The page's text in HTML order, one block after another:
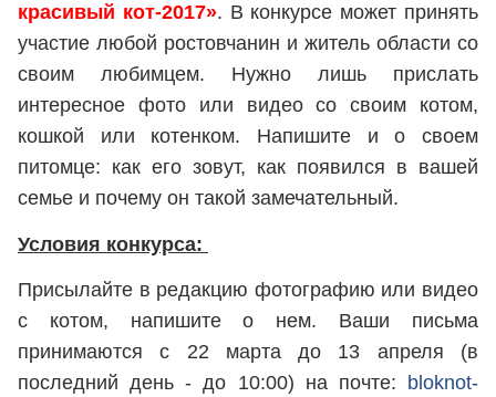
красивый кот-2017». В конкурсе может принять
участие любой ростовчанин и житель области со
своим любимцем. Нужно лишь прислать
интересное фото или видео со своим котом,
кошкой или котенком. Напишите и о своем
питомце: как его зовут, как появился в вашей
семье и почему он такой замечательный.
Условия конкурса:
Присылайте в редакцию фотографию или видео
с котом, напишите о нем. Ваши письма
принимаются с 22 марта до 13 апреля (в
последний день - до 10:00) на почте: bloknot-